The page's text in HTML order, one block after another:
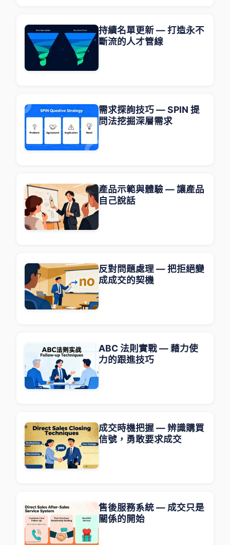
持續名單更新 — 打造永不
斷流的人才管線
需求探詢技巧 — SPIN 提
問法挖掘深層需求
產品示範與體驗 — 讓產品
自己說話
反對問題處理 — 把拒絕變
成成交的契機
ABC 法則實戰 — 藉力使
力的跟進技巧
成交時機把握 — 辨識購買
信號，勇敢要求成交
售後服務系統 — 成交只是
關係的開始